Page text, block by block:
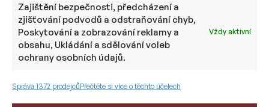
Zajištění bezpečnosti, předcházení a
zjišťování podvodů a odstraňování chyb,
Poskytování a zobrazování reklamy a
obsahu, Ukládání a sdělování voleb
ochrany osobních údajů.
Vždy aktivní
Správa 1372 prodejcůPřečtěte si více o těchto účelech
Tento pojem je upraven ve IV. oddílu § 1448 až §
1474.
3.2 Historie svěřenských fondů v ČR
úpravu svěřenství nalezneme v rakouském